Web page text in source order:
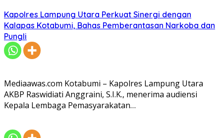
Kapolres Lampung Utara Perkuat Sinergi dengan
Kalapas Kotabumi, Bahas Pemberantasan Narkoba dan
Pungli
Mediaawas.com Kotabumi – Kapolres Lampung Utara
AKBP Raswidiati Anggraini, S.I.K., menerima audiensi
Kepala Lembaga Pemasyarakatan…